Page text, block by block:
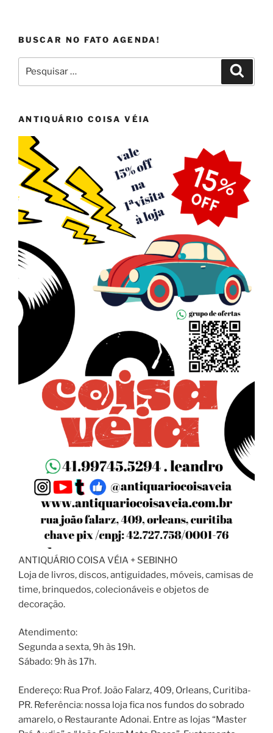
BUSCAR NO FATO AGENDA!
por:
ANTIQUÁRIO COISA VÉIA
ANTIQUÁRIO COISA VÉIA + SEBINHO
Loja de livros, discos, antiguidades, móveis, camisas de
time, brinquedos, colecionáveis e objetos de
decoração.
Atendimento:
Segunda a sexta, 9h às 19h.
Sábado: 9h às 17h.
Endereço: Rua Prof. João Falarz, 409, Orleans, Curitiba-
PR. Referência: nossa loja fica nos fundos do sobrado
amarelo, o Restaurante Adonai. Entre as lojas “Master